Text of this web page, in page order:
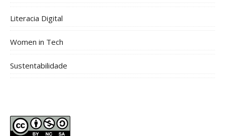
Literacia Digital
Women in Tech
Sustentabilidade